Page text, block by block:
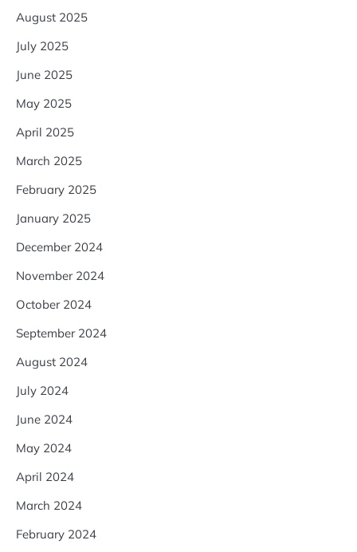
August 2025
July 2025
June 2025
May 2025
April 2025
March 2025
February 2025
January 2025
December 2024
November 2024
October 2024
September 2024
August 2024
July 2024
June 2024
May 2024
April 2024
March 2024
February 2024